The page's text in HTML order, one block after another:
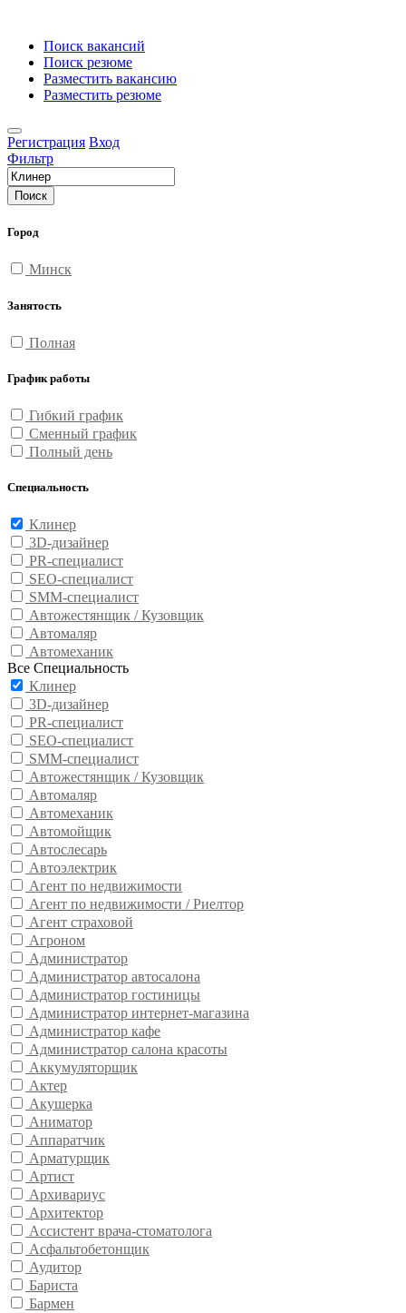
Поиск вакансий
Поиск резюме
Разместить вакансию
Разместить резюме
Регистрация Вход
Фильтр
Поиск
Город
Минск
Занятость
Полная
График работы
Гибкий график
Сменный график
Полный день
Специальность
Клинер
3D-дизайнер
PR-специалист
SEO-специалист
SMM-специалист
Автожестянщик / Кузовщик
Автомаляр
Автомеханик
Все Специальность
Клинер
3D-дизайнер
PR-специалист
SEO-специалист
SMM-специалист
Автожестянщик / Кузовщик
Автомаляр
Автомеханик
Автомойщик
Автослесарь
Автоэлектрик
Агент по недвижимости
Агент по недвижимости / Риелтор
Агент страховой
Агроном
Администратор
Администратор автосалона
Администратор гостиницы
Администратор интернет-магазина
Администратор кафе
Администратор салона красоты
Аккумуляторщик
Актер
Акушерка
Аниматор
Аппаратчик
Арматурщик
Артист
Архивариус
Архитектор
Ассистент врача-стоматолога
Асфальтобетонщик
Аудитор
Бариста
Бармен